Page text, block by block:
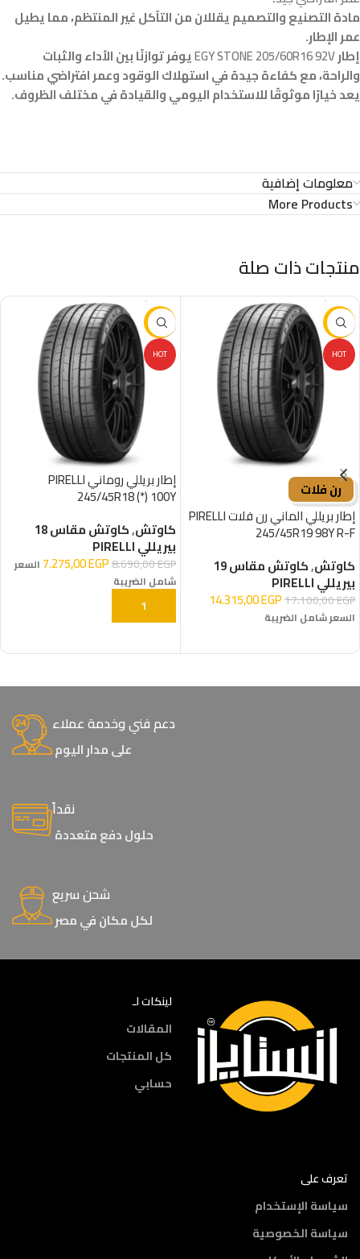
مادة التصنيع والتصميم يقللان من التآكل غير المنتظم، مما يطيل
عمر الإطار.
إطارEGY STONE 205/60R16 92Vيوفر توازنًا بين الأداء والثبات
والراحة، مع كفاءة جيدة في استهلاك الوقود وعمر افتراضي مناسب.
يعد خيارًا موثوقًا للاستخدام اليومي والقيادة في مختلف الظروف.
معلومات إضافية
More Products
منتجات ذات صلة
-16%
HOT
رن فلات
إطار بريللي الماني رن فلات PIRELLI
245/45R19 98Y R-F
كاوتش,كاوتش مقاس 19
بيريللي PIRELLI
17.100,00EGP
14.315,00EGP
السعر شامل الضريبة
-16%
HOT
إطار بريللي روماني PIRELLI
245/45R18 (*) 100Y
كاوتش,كاوتش مقاس 18
بيريللي PIRELLI
8.690,00EGP
7.275,00EGP
السعر
شامل الضريبة
إضافة إلى السلة
دعم فني وخدمة عملاء
على مدار اليوم
نقداً
حلول دفع متعددة
شحن سريع
لكل مكان في مصر
لينكات لـ
المقالات
كل المنتجات
حسابي
تعرف على
سياسة الإستخدام
سياسة الخصوصية